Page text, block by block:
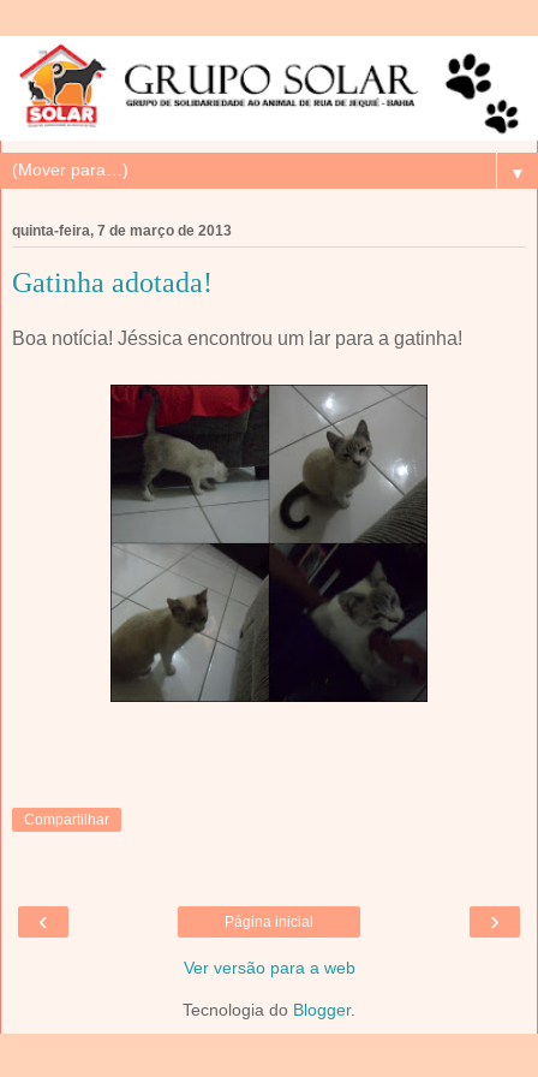
▼
quinta-feira, 7 de março de 2013
Gatinha adotada!
Boa notícia! Jéssica encontrou um lar para a gatinha!
Compartilhar
‹ ›
Página inicial
Ver versão para a web
Tecnologia do Blogger.